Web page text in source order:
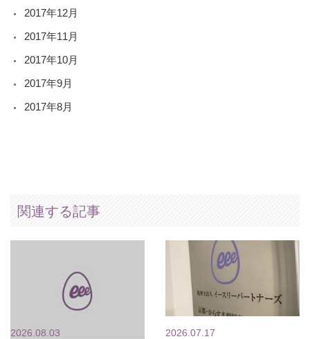
2017年12月
2017年11月
2017年10月
2017年9月
2017年8月
関連する記事
2026.08.03
2026.07.17